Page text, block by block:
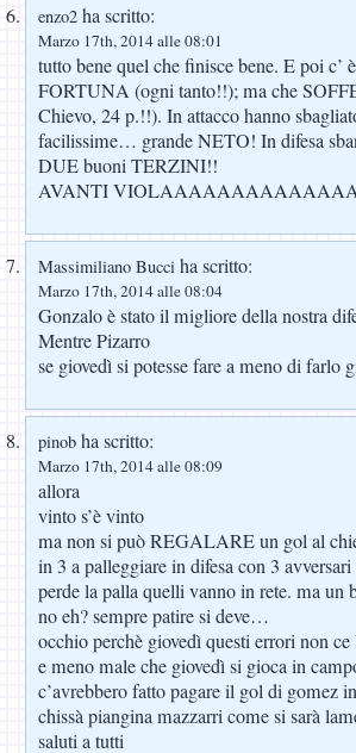
enzo2 ha scritto:
Marzo 17th, 2014 alle 08:01
tutto bene quel che finisce bene. E poi
FORTUNA (ogni tanto!!); ma che
Chievo, 24 p.!!). In attacco hanno
facilissime… grande NETO! In difesa
DUE buoni TERZINI!!
AVANTI
Massimiliano Bucci ha scritto:
Marzo 17th, 2014 alle 08:04
Gonzalo è stato il migliore della nostra
Mentre Pizarro
se giovedì si potesse fare a meno di farlo
pinob ha scritto:
Marzo 17th, 2014 alle 08:09
allora
vinto s’è vinto
ma non si può REGALARE un gol al
in 3 a palleggiare in difesa con 3
perde la palla quelli vanno in rete. ma un
no eh? sempre patire si deve…
occhio perchè giovedì questi errori non
e meno male che giovedì si gioca in
c’avrebbero fatto pagare il gol di gomez
chissà piangina mazzarri come si sarà
saluti a tutti